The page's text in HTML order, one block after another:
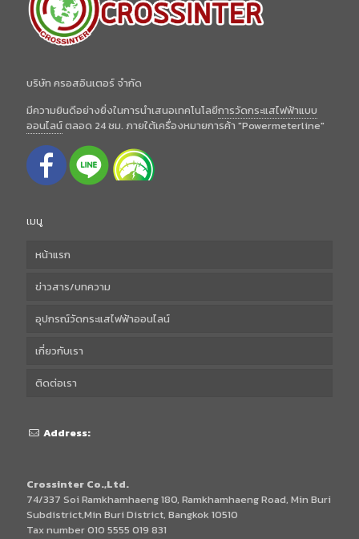
บริษัท ครอสอินเตอร์ จำกัด
มีความยินดีอย่างยิ่งในการนำเสนอเทคโนโลยีการวัดกระแสไฟฟ้าแบบ
ออนไลน์ตลอด 24 ชม. ภายใต้เครื่องหมายการค้า "Powermeterline"
เมนู
หน้าแรก
ข่าวสาร/บทความ
อุปกรณ์วัดกระแสไฟฟ้าออนไลน์
เกี่ยวกับเรา
ติดต่อเรา
Address:
Crossinter Co.,Ltd.
74/337 Soi Ramkhamhaeng 180, Ramkhamhaeng Road, Min Buri
Subdistrict,Min Buri District, Bangkok 10510
Tax number 010 5555 019 831